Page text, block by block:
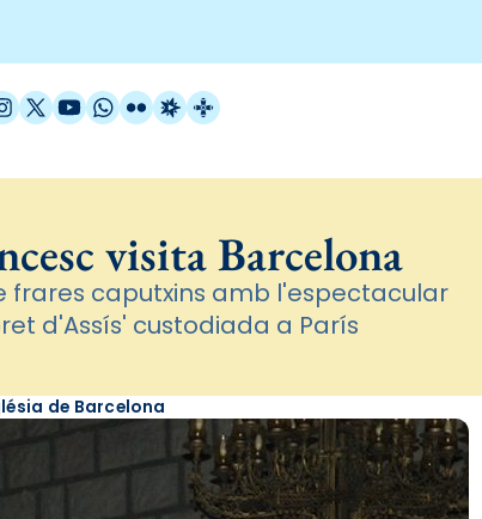
X / Twitter
YouTube
WhatsApp
FlickrRadio Estel
Catalunya Cristiana
visita Barcelona
caputxins amb l'espectacular
d'Assís' custodiada a París
de Barcelona